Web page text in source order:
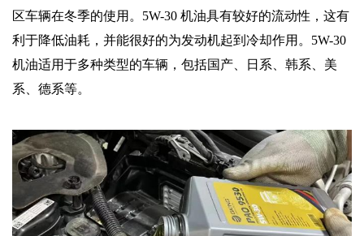
区车辆在冬季的使用。5W-30 机油具有较好的流动性，这有
利于降低油耗，并能很好的为发动机起到冷却作用。5W-30
机油适用于多种类型的车辆，包括国产、日系、韩系、美
系、德系等。